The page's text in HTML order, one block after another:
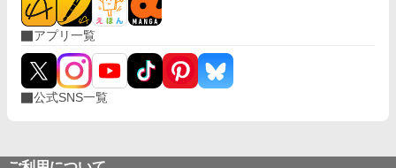
アプリ一覧
公式SNS一覧